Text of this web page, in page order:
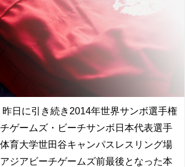
日に引き続き2014年世界サンボ選手権
ゲームズ・ビーチサンボ日本代表選手
育大学世田谷キャンパスレスリング場
ジアビーチゲームズ前最後となった本